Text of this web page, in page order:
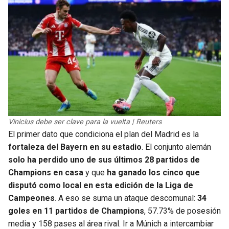
Vinicius debe ser clave para la vuelta | Reuters
El primer dato que condiciona el plan del Madrid es la
fortaleza del Bayern en su estadio. El conjunto alemán
solo ha perdido uno de sus últimos 28 partidos de
Champions en casa y que ha ganado los cinco que
disputó como local en esta edición de la Liga de
Campeones. A eso se suma un ataque descomunal: 34
goles en 11 partidos de Champions, 57.73% de posesión
media y 158 pases al área rival. Ir a Múnich a intercambiar